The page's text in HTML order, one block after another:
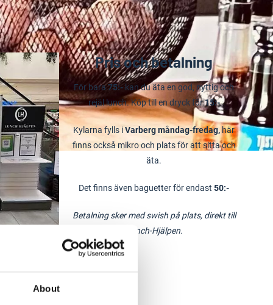
About
Pris och betalning
För bara75:-kan du äta en god, nyttig och
rejäl lunch. Köp till en dryck för15:-
Kylarna fylls iVarberg måndag-fredag,här
finns också mikro och plats för att sitta och
äta.
Det finns även baguetter för endast 50:-
Betalning sker med swish på plats, direkt till
Lunch-Hjälpen.